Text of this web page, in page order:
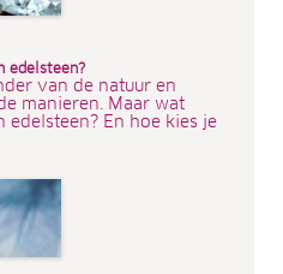
edelsteen?
van de natuur en
manieren. Maar wat
edelsteen? En hoe kies je